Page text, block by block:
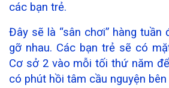
các bạn trẻ.
Đây sẽ là “sân chơi” hàng tuần
gỡ nhau. Các bạn trẻ sẽ có
Cơ sở 2 vào mỗi tối thứ năm
có phút hồi tâm cầu nguyện bên